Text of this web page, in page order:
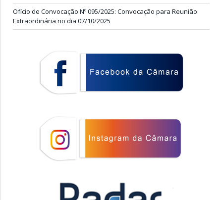
Ofício de Convocação Nº 095/2025: Convocação para Reunião
Extraordinária no dia 07/10/2025